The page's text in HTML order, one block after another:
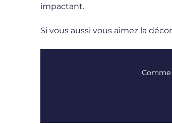
impactant.
Si vous aussi vous aimez la